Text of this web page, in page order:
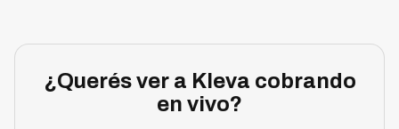
¿Querés ver a Kleva cobrando
en vivo?